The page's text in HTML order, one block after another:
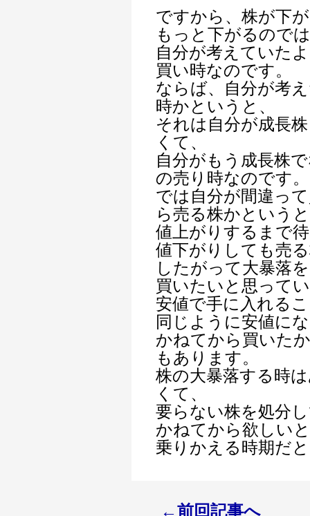
ですから、株が下
もっと下がるので
自分が考えていた
買い時なのです。
ならば、自分が考
時かというと、
それは自分が成長
くて、
自分がもう成長株
の売り時なのです。
では自分が間違っ
ら売る株かという
値上がりするまで
値下がりしても売
したがって大暴落
買いたいと思って
安値で手に入れる
同じように安値に
かねてから買いた
もあります。
株の大暴落する時
くて、
要らない株を処分
かねてから欲しい
乗りかえる時期だ
←前回記事へ